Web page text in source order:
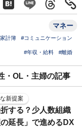
マネー
計簿 #コミュニケーション
#年収・給料 #離婚
・OL・主婦の記事
新提案
する？少人数組織
延長」で進めるDX